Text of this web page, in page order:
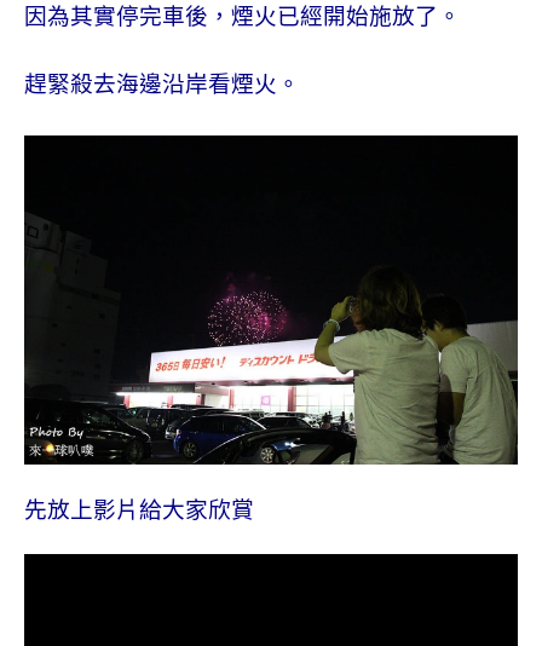
因為其實停完車後，煙火已經開始施放了。
趕緊殺去海邊沿岸看煙火。
先放上影片給大家欣賞